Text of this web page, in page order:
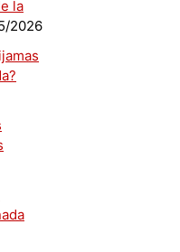
la
2026